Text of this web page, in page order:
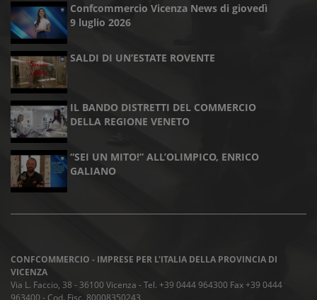
Confcommercio Vicenza News di giovedì
9 luglio 2026
SALDI DI UN’ESTATE ROVENTE
IL BANDO DISTRETTI DEL COMMERCIO
DELLA REGIONE VENETO
“SEI UN MITO!” ALL’OLIMPICO, ENRICO
GALIANO
CONFCOMMERCIO - IMPRESE PER L'ITALIA DELLA PROVINCIA DI
VICENZA
Via L. Faccio, 38 - 36100 Vicenza - Tel. +39 0444 964300 Fax +39 0444
963400 - Cod. Fisc. 80008350243